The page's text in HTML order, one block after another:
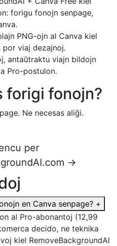
forigu fonojn senpage,
PNG-ojn al Canva kiel
por viaj dezajnoj.
antaŭtraktu viajn bildojn
Pro-postulon.
forigi fonojn?
Ne necesas aliĝi.
per
→
en Canva senpage? +
al Pro-abonantoj (12,99
decido, ne teknika
kiel RemoveBackgroundAI